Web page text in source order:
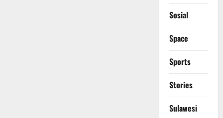
Sosial
Space
Sports
Stories
Sulawesi